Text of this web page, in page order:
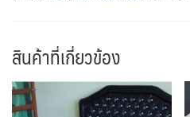
สินค้าที่เกี่ยวข้อง